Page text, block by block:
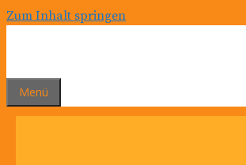
Zum Inhalt springen
Menü